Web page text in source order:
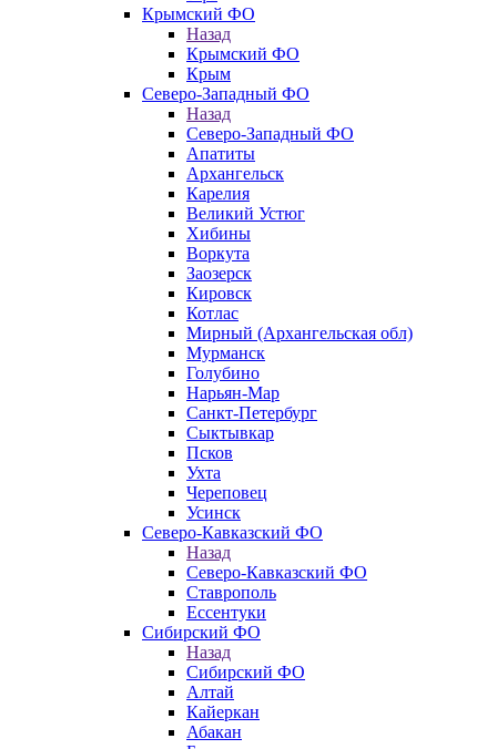
Крымский ФО
Назад
Крымский ФО
Крым
Северо-Западный ФО
Назад
Северо-Западный ФО
Апатиты
Архангельск
Карелия
Великий Устюг
Хибины
Воркута
Заозерск
Кировск
Котлас
Мирный (Архангельская обл)
Мурманск
Голубино
Нарьян-Мар
Санкт-Петербург
Сыктывкар
Псков
Ухта
Череповец
Усинск
Северо-Кавказский ФО
Назад
Северо-Кавказский ФО
Ставрополь
Ессентуки
Сибирский ФО
Назад
Сибирский ФО
Алтай
Кайеркан
Абакан